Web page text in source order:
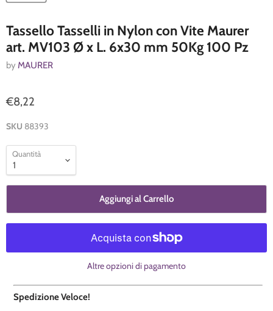
Tassello Tasselli in Nylon con Vite Maurer
art. MV103 Ø x L. 6x30 mm 50Kg 100 Pz
by MAURER
€8,22
SKU 88393
Quantità
Aggiungi al Carrello
Altre opzioni di pagamento
Spedizione Veloce!